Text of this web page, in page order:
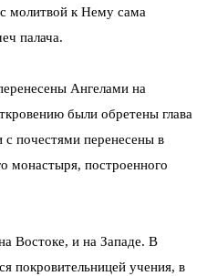
молитвой к Нему сама
палача.
Ангелами на
были обретены глава
с почестями перенесены в
монастыря, построенного
Востоке, и на Западе. В
покровительницей учения, в